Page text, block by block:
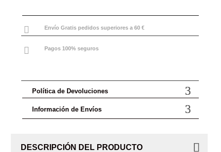
 Envío Gratis pedidos superiores a 60 €
 Pagos 100% seguros
Política de Devoluciones
Información de Envíos
DESCRIPCIÓN DEL PRODUCTO